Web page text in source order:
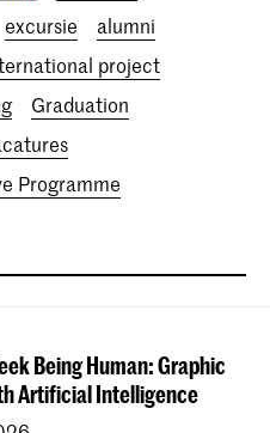
excursie
alumni
project
Graduation
Programme
Being Human: Graphic
Artificial Intelligence